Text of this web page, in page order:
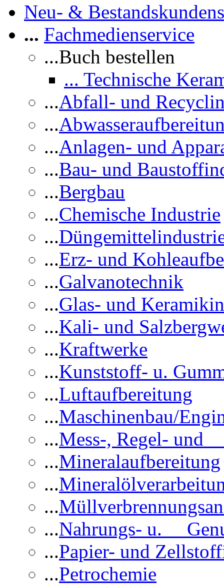
Neu- &
... Fachmedienservice
...Buch bestellen
... Technische
...Abfall- und
...
...Anlagen- und
...Bau- und
...Bergbau
...Chemische Industrie
...
...Erz- und
...Galvanotechnik
...Glas- und
...Kali- und
...Kraftwerke
...Kunststoff- u.
...Luftaufbereitung
...Maschinenbau/
...Mess-, Regel- und
...Mineralaufbereitung
...
...
...Nahrungs- u.
...Papier- und
...Petrochemie